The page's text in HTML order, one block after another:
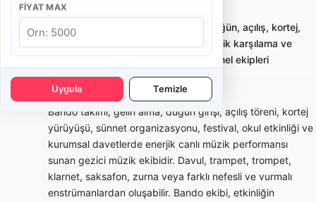
FIYAT MAX
Uygula Temizle
İstanbul Fatih Bando Takımı
Bando takımı kiralama; gelin alma, düğün, açılış, kortej,
sünnet ve kurumsal etkinliklerde enerjik karşılama ve
yürüyüş performansı sunan profesyonel ekipleri
karşılaştırmayı sağlar.
Bando takımı; gelin alma, düğün girişi, açılış töreni, kortej
yürüyüşü, sünnet organizasyonu, festival, okul etkinliği ve
kurumsal davetlerde enerjik canlı müzik performansı
sunan gezici müzik ekibidir. Davul, trampet, trompet,
klarnet, saksafon, zurna veya farklı nefesli ve vurmalı
enstrümanlardan oluşabilir. Bando ekibi, etkinliğin